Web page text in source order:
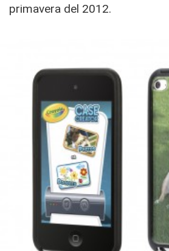
primavera del 2012.